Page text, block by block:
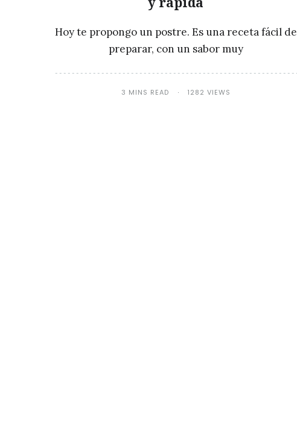
Hoy te propongo un postre. Es una receta fácil de
preparar, con un sabor muy
3 MINS READ 1282 VIEWS